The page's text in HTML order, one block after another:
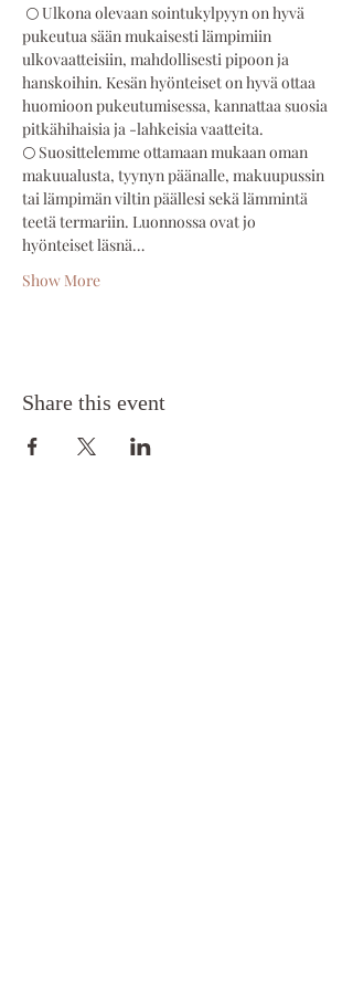
🌕 Ulkona olevaan sointukylpyyn on hyvä
pukeutua sään mukaisesti lämpimiin
ulkovaatteisiin, mahdollisesti pipoon ja
hanskoihin. Kesän hyönteiset on hyvä ottaa
huomioon pukeutumisessa, kannattaa suosia
pitkähihaisia ja -lahkeisia vaatteita.
🌕 Suosittelemme ottamaan mukaan oman
makuualusta, tyynyn päänalle, makuupussin
tai lämpimän viltin päällesi sekä lämmintä
teetä termariin. Luonnossa ovat jo
hyönteiset läsnä…
Show More
Share this event